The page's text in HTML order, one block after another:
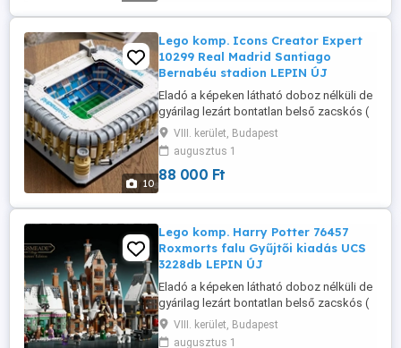
megoldható a keleti pályaudvarnál ...
10
Lego komp. Icons Creator Expert
10299 Real Madrid Santiago
Bernabéu stadion LEPIN ÚJ
Eladó a képeken látható doboz nélküli de
gyárilag lezárt bontatlan belső zacskós (
lego kompatibilis) szett leírással együtt,
tehát teljesen új, csak doboz nincs hozzá.
Szuper minőség, 100% kompatibilitás 1:1-
ben, kiváló termék, nálam van, azonnal
megoldható a keleti ...
VIII. kerület, Budapest
augusztus 1
88 000 Ft
Lego komp. Harry Potter 76457
Roxmorts falu Gyűjtői kiadás UCS
3228db LEPIN ÚJ
Eladó a képeken látható doboz nélküli de
gyárilag lezárt bontatlan belső zacskós (
lego kompatibilis) szett leírással együtt,
tehát teljesen új, csak doboz nincs hozzá.
VIII. kerület, Budapest
augusztus 1